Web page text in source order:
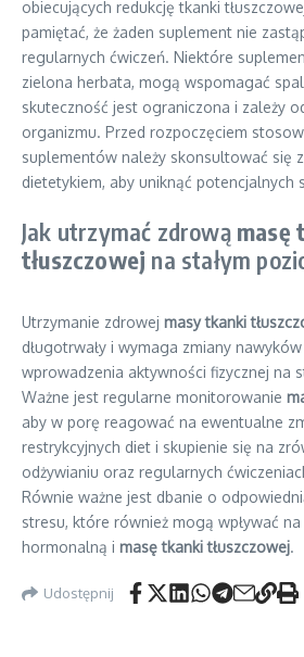
obiecujących redukcję tkanki
pamiętać, że żaden suplement nie
regularnych ćwiczeń. Niektóre
zielona herbata, mogą wspomagać
skuteczność jest ograniczona i zależy
organizmu. Przed rozpoczęciem
suplementów należy skonsultować się
dietetykiem, aby uniknąć potencjalnych
Jak utrzymać zdrową masę
tłuszczowej na stałym
Utrzymanie zdrowej masy tkanki
długotrwały i wymaga zmiany
wprowadzenia aktywności fizycznej na
Ważne jest regularne monitorowanie
aby w porę reagować na ewentualne
restrykcyjnych diet i skupienie się na
odżywianiu oraz regularnych
Równie ważne jest dbanie o
stresu, które również mogą wpływać
hormonalną i masę tkanki tłuszczowej.
Udostępnij